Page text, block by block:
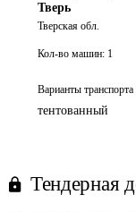
Тверь
Тверская обл.
Кол-во машин: 1
Варианты транспорта
тентованный
Тендерная